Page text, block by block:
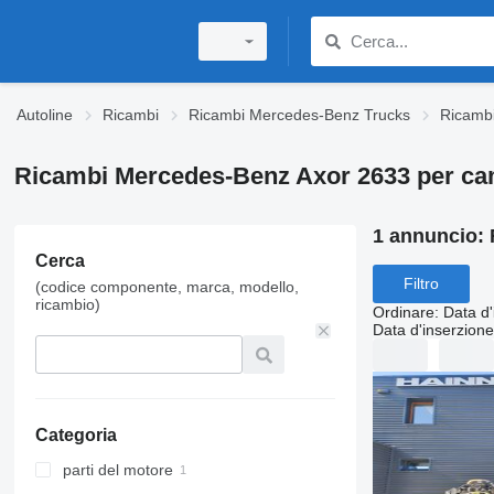
Autoline Ricambi Ricambi Mercedes-Benz Trucks
Ricambi Mercedes-Benz Axor 2633 per
Cerca
(codice componente, marca, modello,
ricambio)
Categoria
parti del motore
1 annuncio:
Filtro
Ordinare: Data
Data d'inserzione